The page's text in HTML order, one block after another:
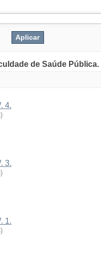
de Saúde Pública.
4.
)
3.
)
1.
)